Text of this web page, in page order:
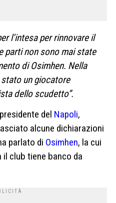
l’intesa per rinnovare il
parti non sono mai state
di Osimhen. Nella
stato un giocatore
dello scudetto”.
del Napoli,
alcune dichiarazioni
parlato di Osimhen, la cui
club tiene banco da